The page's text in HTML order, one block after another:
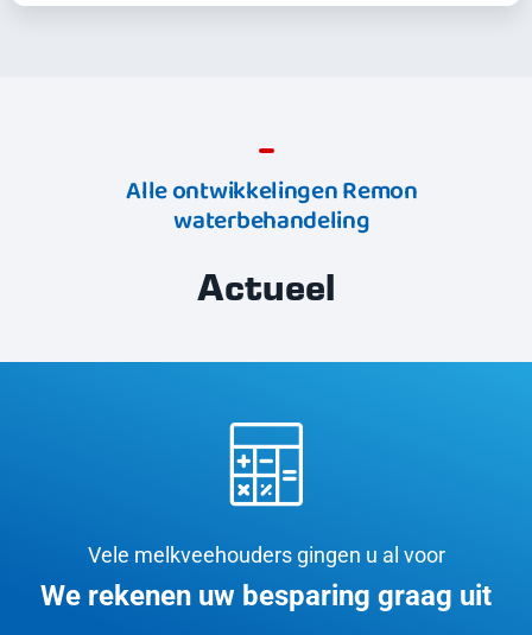
Alle ontwikkelingen Remon
waterbehandeling
Actueel
Vele melkveehouders gingen u al voor
We rekenen uw besparing graag uit